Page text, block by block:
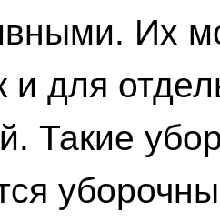
Их
и для
Такие